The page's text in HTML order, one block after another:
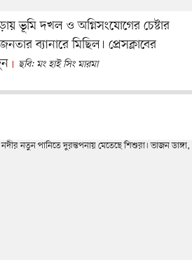
ভূমি দখল ও অগ্নিসংযোগের চেষ্টার
ব্যানারে মিছিল। প্রেসক্লাবের
ছবি: মং হাই সিং মারমা